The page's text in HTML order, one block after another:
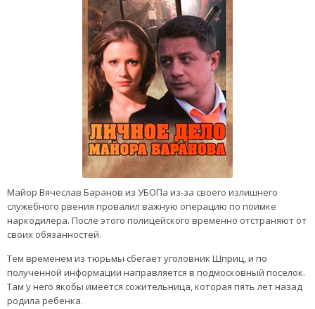
Майор Вячеслав Баранов из УБОПа из-за своего излишнего
служебного рвения провалил важную операцию по поимке
наркодилера. После этого полицейского временно отстраняют от
своих обязанностей.
Тем временем из тюрьмы сбегает уголовник Шприц, и по
полученной информации направляется в подмосковный поселок.
Там у него якобы имеется сожительница, которая пять лет назад
родила ребенка.